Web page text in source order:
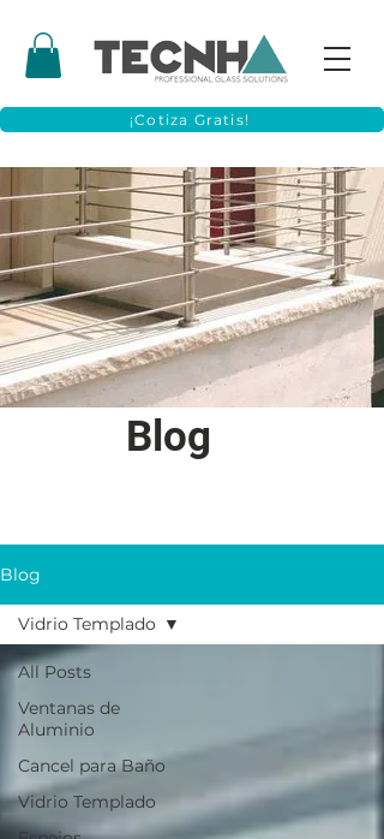
¡Cotiza Gratis!
Blog
Blog
All Posts
Ventanas de
Aluminio
Cancel para Baño
Vidrio Templado
Vidrio Templado